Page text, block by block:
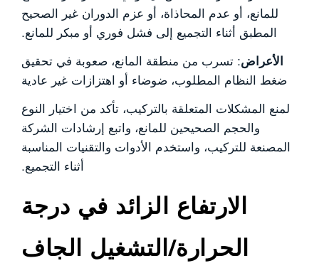
للمانع، أو عدم المحاذاة، أو عزم الدوران غير الصحيح
المطبق أثناء التجميع إلى فشل فوري أو مبكر للمانع.
الأعراض: تسرب من منطقة المانع، صعوبة في تحقيق
ضغط النظام المطلوب، ضوضاء أو اهتزازات غير عادية
لمنع المشكلات المتعلقة بالتركيب، تأكد من اختيار النوع
والحجم الصحيحين للمانع، واتبع إرشادات الشركة
المصنعة للتركيب، واستخدم الأدوات والتقنيات المناسبة
أثناء التجميع.
الارتفاع الزائد في درجة
الحرارة/التشغيل الجاف